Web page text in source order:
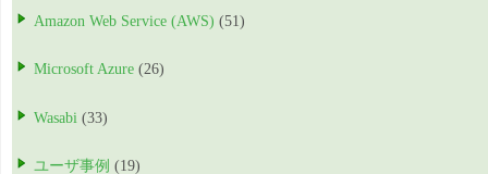
Amazon Web Service (AWS) (51)
Microsoft Azure (26)
Wasabi (33)
ユーザ事例 (19)